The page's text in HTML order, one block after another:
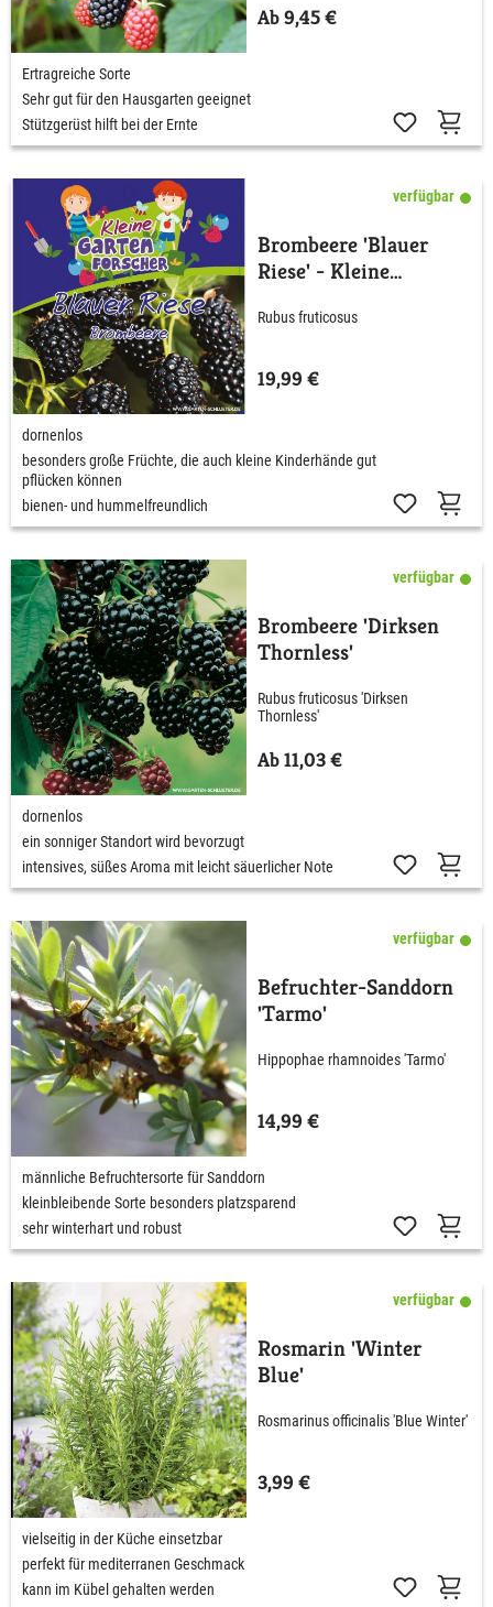
Ab 9,45 €
Ertragreiche Sorte
Sehr gut für den Hausgarten geeignet
Stützgerüst hilft bei der Ernte
verfügbar
Brombeere 'Blauer
Riese' - Kleine
Rubus fruticosus
19,99 €
dornenlos
besonders große Früchte, die auch kleine Kinderhände gut
pflücken können
bienen- und hummelfreundlich
verfügbar
Brombeere 'Dirksen
Thornless'
Rubus fruticosus 'Dirksen
Thornless'
Ab 11,03 €
dornenlos
ein sonniger Standort wird bevorzugt
intensives, süßes Aroma mit leicht säuerlicher Note
verfügbar
Befruchter-Sanddorn
'Tarmo'
Hippophae rhamnoides 'Tarmo'
14,99 €
männliche Befruchtersorte für Sanddorn
kleinbleibende Sorte besonders platzsparend
sehr winterhart und robust
verfügbar
Rosmarin 'Winter
Blue'
Rosmarinus officinalis 'Blue Winter'
3,99 €
vielseitig in der Küche einsetzbar
perfekt für mediterranen Geschmack
kann im Kübel gehalten werden